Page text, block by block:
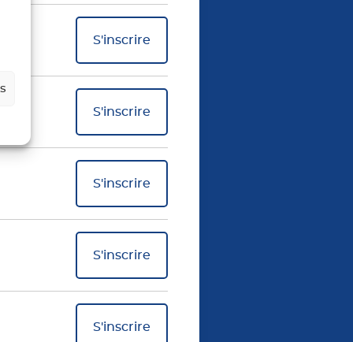
S'inscrire
S'inscrire
S'inscrire
S'inscrire
S'inscrire